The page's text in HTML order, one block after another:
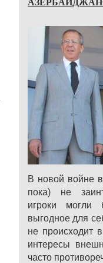
В новой войне
пока) не
игроки могли
выгодное для
не происходит
интересы
часто